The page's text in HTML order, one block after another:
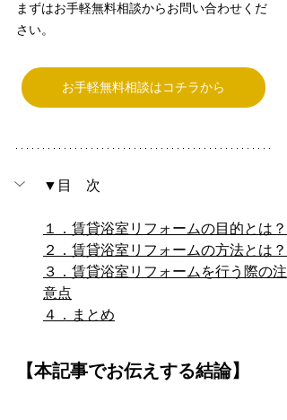
まずはお手軽無料相談からお問い合わせくだ
さい。
お手軽無料相談はコチラから
▼目　次
１．賃貸浴室リフォームの目的とは？
２．賃貸浴室リフォームの方法とは？
３．賃貸浴室リフォームを行う際の注
意点
４．まとめ
【本記事でお伝えする結論】